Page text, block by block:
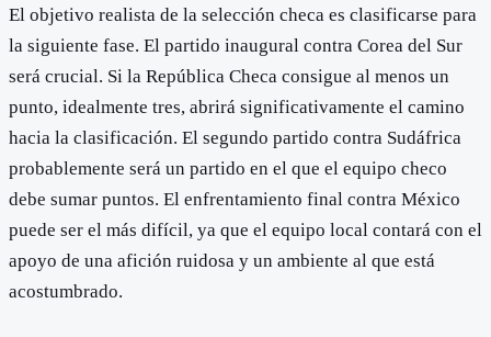
El objetivo realista de la selección checa es clasificarse para
la siguiente fase. El partido inaugural contra Corea del Sur
será crucial. Si la República Checa consigue al menos un
punto, idealmente tres, abrirá significativamente el camino
hacia la clasificación. El segundo partido contra Sudáfrica
probablemente será un partido en el que el equipo checo
debe sumar puntos. El enfrentamiento final contra México
puede ser el más difícil, ya que el equipo local contará con el
apoyo de una afición ruidosa y un ambiente al que está
acostumbrado.